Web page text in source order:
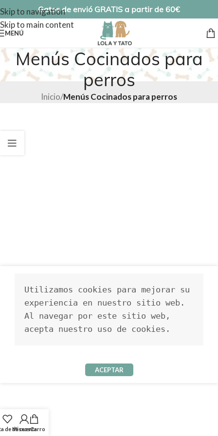
Skip to navigation
Skip to main content
Gatos de envió GRATIS a partir de 60€
MENÚ
Menús Cocinados para
perros
Inicio/Menús Cocinados para perros
de deseos
Mi cuentaCarro
Utilizamos cookies para mejorar su
experiencia en nuestro sitio web.
Al navegar por este sitio web,
acepta nuestro uso de cookies.
ACEPTAR